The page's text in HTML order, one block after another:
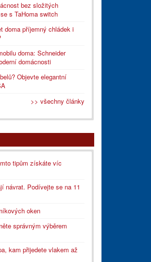
bez složitých
s TaHoma switch
doma příjemný chládek i
doma: Schneider
domácnosti
Objevte elegantní
>> všechny články
tipům získáte víc
návrat. Podívejte se na 11
oken
správným výběrem
kam přijedete vlakem až